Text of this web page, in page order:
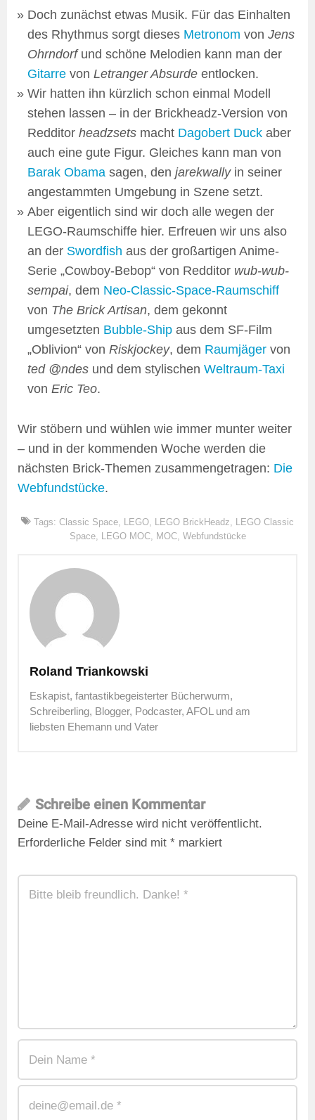
Doch zunächst etwas Musik. Für das Einhalten
des Rhythmus sorgt dieses Metronom vonJens
Ohrndorfund schöne Melodien kann man der
Gitarre vonLetranger Absurde entlocken.
Wir hatten ihn kürzlich schon einmal Modell
stehen lassen – in der Brickheadz-Version von
Redditorheadzsets macht Dagobert Duck aber
auch eine gute Figur. Gleiches kann man von
Barak Obama sagen, denjarekwallyin seiner
angestammten Umgebung in Szene setzt.
Aber eigentlich sind wir doch alle wegen der
LEGO-Raumschiffe hier. Erfreuen wir uns also
an der Swordfish aus der großartigen Anime-
Serie „Cowboy-Bebop“ von Redditor wub-wub-
sempai, dem Neo-Classic-Space-Raumschiff
von The Brick Artisan, dem gekonnt
umgesetzten Bubble-Ship aus dem SF-Film
„Oblivion“ vonRiskjockey, dem Raumjäger von
ted @ndes und dem stylischenWeltraum-Taxi
vonEric Teo.
Wir stöbern und wühlen wie immer munter weiter
– und in der kommenden Woche werden die
nächsten Brick-Themen zusammengetragen: Die
Webfundstücke.
Tags: Classic Space LEGO LEGO BrickHeadz
LEGO Classic
Space, LEGO MOC, MOC, Webfundstücke
Roland Triankowski
Eskapist, fantastikbegeisterter Bücherwurm,
Schreiberling, Blogger, Podcaster, AFOL und am
liebsten Ehemann und Vater
Schreibe einen Kommentar
Deine E-Mail-Adresse wird nicht veröffentlicht.
Erforderliche Felder sind mit * markiert